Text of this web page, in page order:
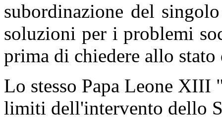
subordinazione del
soluzioni per i problemi
prima di chiedere allo
Lo stesso Papa Leone XIII
limiti dell'intervento dello